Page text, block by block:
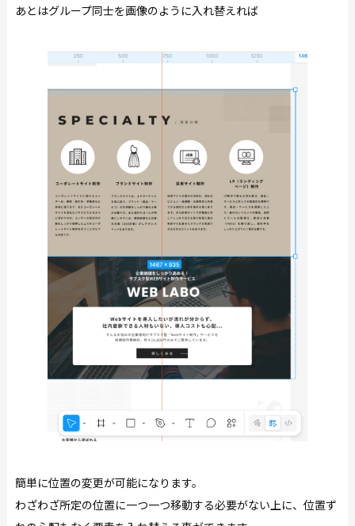
あとはグループ同士を画像のように入れ替えれば
簡単に位置の変更が可能になります。
わざわざ所定の位置に一つ一つ移動する必要がない上に、位置ず